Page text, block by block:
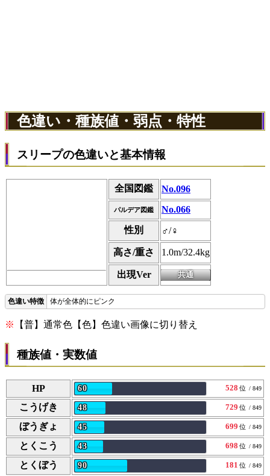
色違い・種族値・弱点・特性
スリープの色違いと基本情報
全国図鑑 No.096
パルデア図鑑
No.066
性別
♂/♀
高さ/重さ 1.0m/32.4kg
出現Ver
体が全体的にピンク
※ 【普】通常色【色】色違い画像に切り替え
種族値・実数値
HP 60 528 位 / 849
こうげき 48 729 位 / 849
ぼうぎょ 45 699 位 / 849
とくこう 43 698 位 / 849
とくぼう 90 181 位 / 849